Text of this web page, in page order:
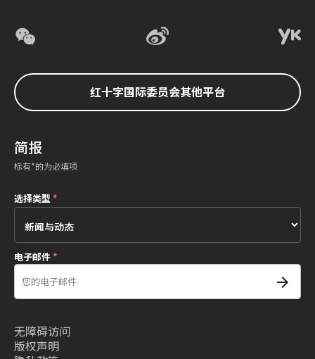
红十字国际委员会其他平台
简报
标有*的为必填项
选择类型*
电子邮件*
无障碍访问
版权声明